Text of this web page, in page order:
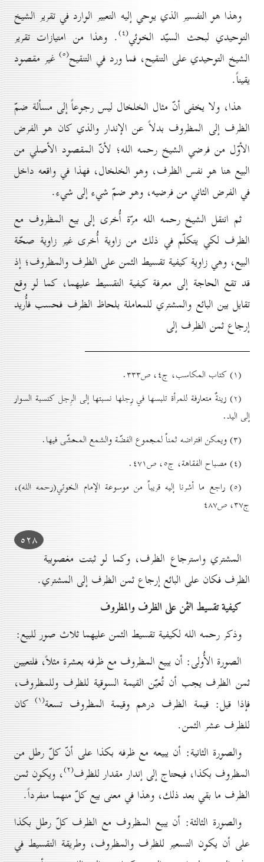
وهذا هو التفسير الذي يوحي إليه التعبير الوارد في تقرير الشيخ
التوحيدي لبحث السيّد الخوئي(٤) . وهذا من امتيازات تقرير
الشيخ التوحيدي على التنقيح، فما ورد في التنقيح(٥) غير مقصود
يقيناً.
هذا، ولا يخفى أنّ مثال الخلخال ليس رجوعاً إلى مسألة ضمّ
الظرف إلى المظروف بدلاً عن الإندار والذي كان هو الفرض
الأوّل من فرضي الشيخ رحمه الله؛ لأنّ المقصود الأصلي من
البيع هنا هو نفس الظرف، وهو الخلخال، فهذا في واقعه داخل
في الفرض الثاني من فرضيه، وهو ضمّ شيء إلى شيء.
ثم انتقل الشيخ رحمه الله مرّة أُخرى إلى بيع المظروف مع
الظرف لكي يتكلّم في ذلك من زاوية أُخرى غير زاوية صحّة
البيع، وهي زاوية كيفية تقسيط الثمن على الظرف والمظروف؛ إذ
قد تقع الحاجة إلى معرفة كيفية التقسيط عليهما، كما لو وقع
تقايل بين البائع والمشتري للمعاملة بلحاظ الظرف فحسب فأُريد
إرجاع ثمن الظرف إلى
(۱) کتاب المكاسب، ج٤، ص۳۳۳.
(۲) زينةٌ متعارفة للمرأة تلبسها في رِجلها نسبتها إلى الرِجل كنسبة السوار
إلى اليد.
(۳) ويمكن افتراضه ثمناً لمجموع الفضّة والشمع المحشّى فيها.
(٤) مصباح الفقاهة، ج٥، ص٤۷۱.
(٥) راجع ما أشرنا إليه قريباً من موسوعة الإمام الخوئي(رحمه الله)،
ج۳۷، ص٤۸۷
٥۲۸
المشتري واسترجاع الظرف، وكما لو ثبتت مغصوبية
الظرف فكان على البائع إرجاع ثمن الظرف إلى المشتري.
کيفية تقسيط الثمن علی الظرف والمظروف
وذكر رحمه الله لكيفية تقسيط الثمن عليهما ثلاث صور للبيع:
الصورة الأُولى: أن يبيع المظروف مع ظرفه بعشرة مثلاً، فلتعيين
ثمن الظرف يجب أن تُعيّن القيمة السوقية للظرف وللمظروف،
فإذا قيل: قيمة الظرف درهم وقيمة المظروف تسعة(۱) كان
للظرف عشر الثمن.
والصورة الثانية: أن يبيعه مع ظرفه بكذا على أنّ كلّ رطل من
المظروف بكذا، فيحتاج إلى إندار مقدار للظرف(۲) ، ويكون ثمن
الظرف ما بقي بعد ذلك، وهذا في معنى بيع كلّ منهما منفرداً.
والصورة الثالثة: أن يبيع المظروف مع الظرف كلّ رطل بكذا
على أن يكون التسعير للظرف والمظروف، وطريقة التقسيط في